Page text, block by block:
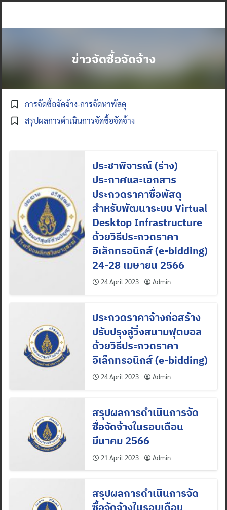
ข่าวจัดซื้อจัดจ้าง
การจัดซื้อจัดจ้าง-การจัดหาพัสดุ
สรุปผลการดำเนินการจัดซื้อจัดจ้าง
ประชาพิจารณ์ (ร่าง)
ประกาศและเอกสาร
ประกวดราคาซื้อพัสดุ
สำหรับพัฒนาระบบ Virtual
Desktop Infrastructure
ด้วยวิธีประกวดราคา
อิเล็กทรอนิกส์ (e-bidding)
24-28 เมษายน 2566
24 April 2023 Admin
ประกวดราคาจ้างก่อสร้าง
ปรับปรุงลู่วิ่งสนามฟุตบอล
ด้วยวิธีประกวดราคา
อิเล็กทรอนิกส์ (e-bidding)
24 April 2023 Admin
สรุปผลการดำเนินการจัด
ซื้อจัดจ้างในรอบเดือน
มีนาคม 2566
21 April 2023 Admin
สรุปผลการดำเนินการจัด
ซื้อจัดจ้างในรอบเดือน